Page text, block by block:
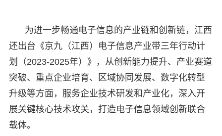
为进一步畅通电子信息的产业链和创新链，江西
还出台《京九（江西）电子信息产业带三年行动计
划（2023-2025年）》，从创新能力提升、产业赛道
突破、重点企业培育、区域协同发展、数字化转型
升级等方面，服务企业技术研发和产业化，深入开
展关键核心技术攻关，打造电子信息领域创新联合
载体。